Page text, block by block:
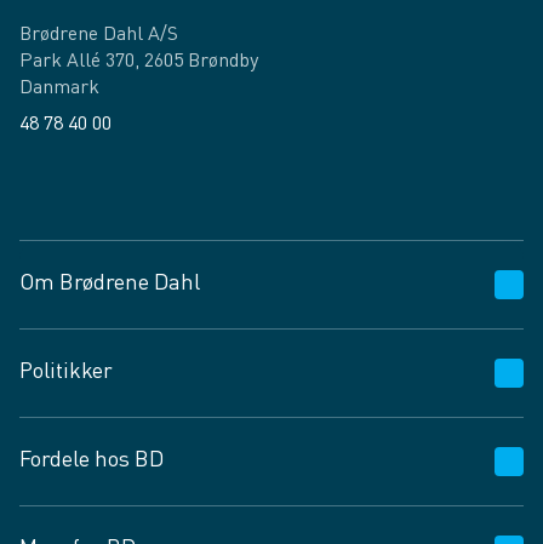
Brødrene Dahl A/S
Park Allé 370, 2605 Brøndby
Danmark
48 78 40 00
Om Brødrene Dahl
Vagttelefon 30 10 89 89
Spørgsmål og svar
Job og karriere
Fødevarekontrolrapport
Politikker
Privatlivspolitik
Cookies
Fordele hos BD